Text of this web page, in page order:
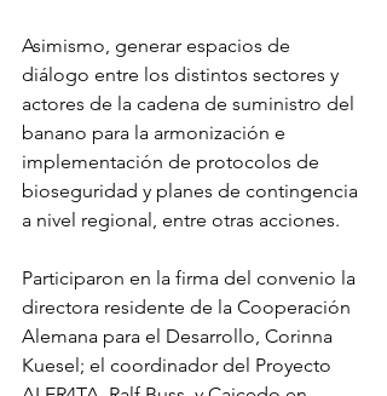
Asimismo, generar espacios de
diálogo entre los distintos sectores y
actores de la cadena de suministro del
banano para la armonización e
implementación de protocolos de
bioseguridad y planes de contingencia
a nivel regional, entre otras acciones.
Participaron en la firma del convenio la
directora residente de la Cooperación
Alemana para el Desarrollo, Corinna
Kuesel; el coordinador del Proyecto